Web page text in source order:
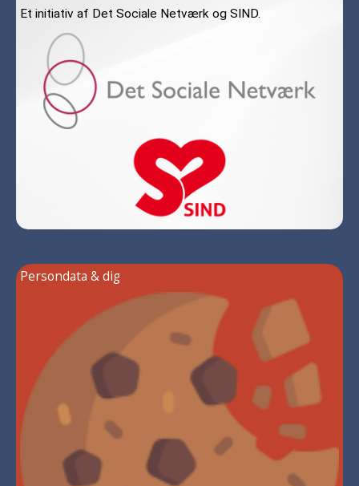
Et initiativ af Det Sociale Netværk og SIND.
Persondata & dig